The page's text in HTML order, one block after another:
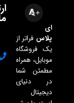
ای
پلاس فراتر از
یک فروشگاه
موبایل، همراه
مطمئن شما
در دنیای
دیجیتال